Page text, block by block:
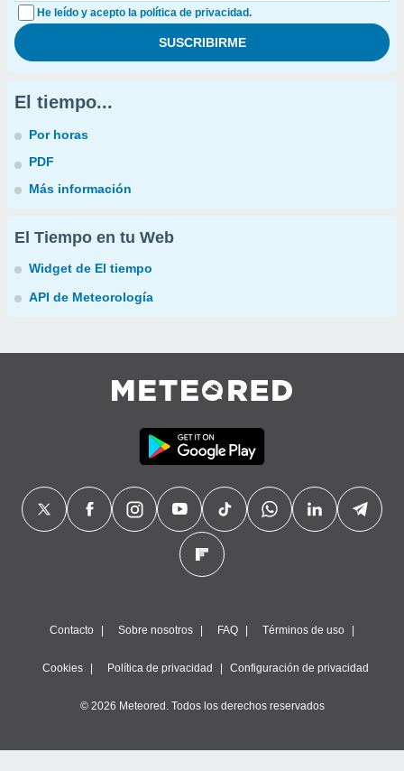
He leído y acepto la política de privacidad.
El tiempo...
Por horas
PDF
Más información
El Tiempo en tu Web
Widget de El tiempo
API de Meteorología
Contacto Sobre nosotros FAQ Términos de uso
Cookies Política de privacidad Configuración de privacidad
© 2026 Meteored. Todos los derechos reservados